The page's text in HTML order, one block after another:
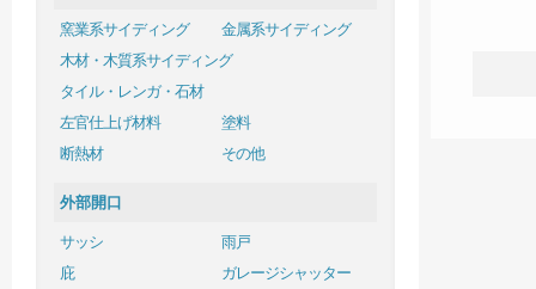
窯業系サイディング
金属系サイディング
木材・木質系サイディング
タイル・レンガ・石材
左官仕上げ材料
塗料
断熱材
その他
外部開口
サッシ
雨戸
庇
ガレージシャッター